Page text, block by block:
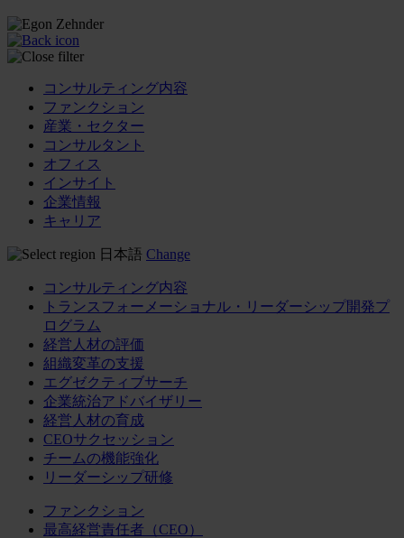
コンサルティング内容
ファンクション
産業・セクター
コンサルタント
オフィス
インサイト
企業情報
キャリア
日本語 Change
コンサルティング内容
トランスフォーメーショナル・リーダーシップ開発プ
ログラム
経営人材の評価
組織変革の支援
エグゼクティブサーチ
企業統治アドバイザリー
経営人材の育成
CEOサクセッション
チームの機能強化
リーダーシップ研修
ファンクション
最高経営責任者（CEO）